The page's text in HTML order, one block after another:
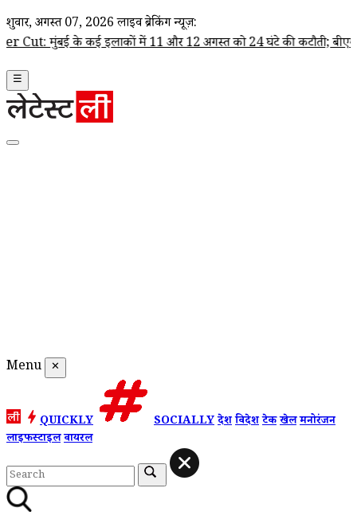
शुक्रवार, अगस्त 07, 2026 लाइव ब्रेकिंग न्यूज़:
कई इलाकों में 11 और 12 अगस्त को 24 घंटे की कटौती; बीएमसी ने जारी की
☰
Menu ✕
QUICKLY SOCIALLYदेशविदेशटेकखेलमनोरंजन
लाइफस्टाइलवायरल